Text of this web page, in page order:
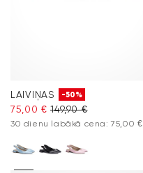
LAIVIŅAS -50%
75,00 € 149,90 €
30 dienu labākā cena: 75,00 €